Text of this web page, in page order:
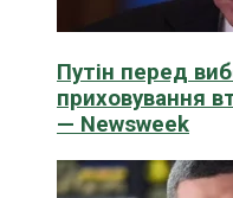
Путін перед
приховування
— Newsweek